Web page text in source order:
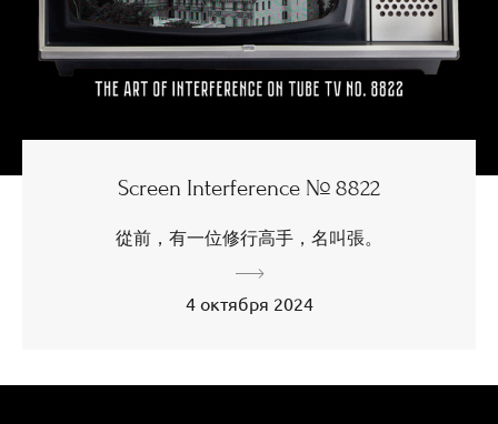
Screen Interference № 8822
從前，有一位修行高手，名叫張。
4 октября 2024